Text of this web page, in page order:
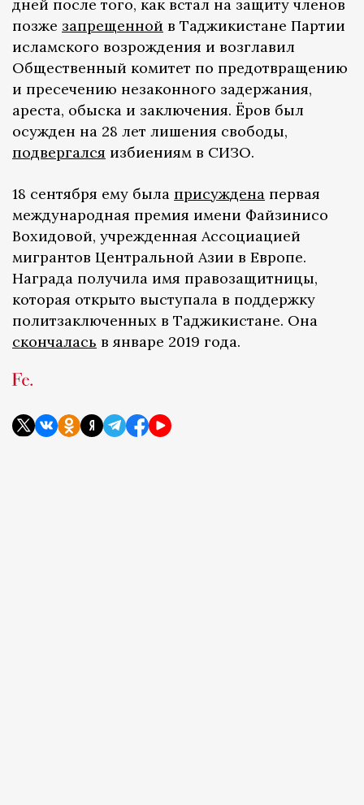
дней после того, как встал на защиту членов
позже запрещенной в Таджикистане Партии
исламского возрождения и возглавил
Общественный комитет по предотвращению
и пресечению незаконного задержания,
ареста, обыска и заключения. Ёров был
осужден на 28 лет лишения свободы,
подвергался избиениям в СИЗО.
18 сентября ему была присуждена первая
международная премия имени Файзинисо
Вохидовой, учрежденная Ассоциацией
мигрантов Центральной Азии в Европе.
Награда получила имя правозащитницы,
которая открыто выступала в поддержку
политзаключенных в Таджикистане. Она
скончалась в январе 2019 года.